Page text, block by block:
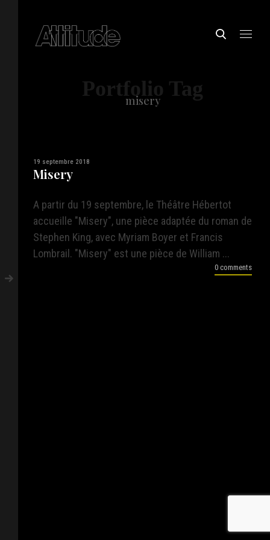
Portfolio Tag
misery
19 septembre 2018
Misery
A partir du 19 septembre, le Théâtre Hébertot
accueille "Misery", une pièce adaptée du roman de
Stephen King, avec Myriam Boyer et Francis
Lombrail. "Misery" est une pièce de William ...
0 comments